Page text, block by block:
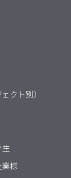
クト別）
様